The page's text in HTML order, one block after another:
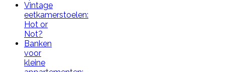
Vintage
eetkamerstoelen:
Hot or
Not?
Banken
voor
kleine